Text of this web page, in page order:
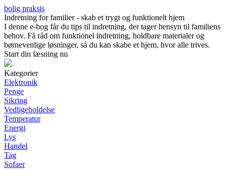
bolig praksis
Indretning for familier - skab et trygt og funktionelt hjem
I denne e-bog får du tips til indretning, der tager hensyn til familiens
behov. Få råd om funktionel indretning, holdbare materialer og
børnevenlige løsninger, så du kan skabe et hjem, hvor alle trives.
Start din læsning nu
Kategorier
Elektronik
Penge
Sikring
Vedligeholdelse
Temperatur
Energi
Lys
Handel
Tag
Sofaer